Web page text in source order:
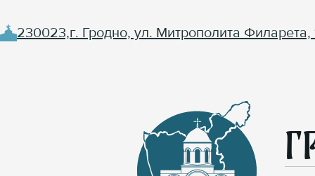
230023,г. Гродно, ул. Митрополита Филарета,